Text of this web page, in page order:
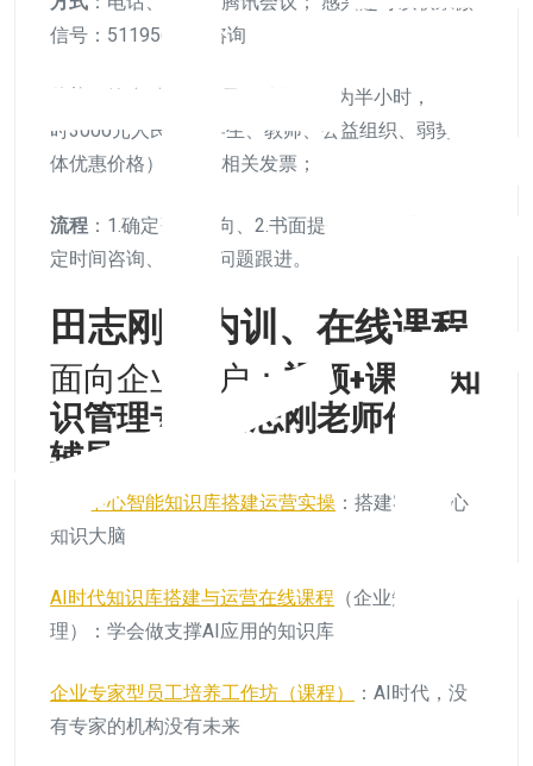
信号：511956894 咨询
：按小时收费，最低计费单元为半小时，每小
时3000元人民币（学生、教师、公益组织、弱势群
体优惠价格），开具相关发票；
流程 ：1.确定咨询意向、2.书面提交问题描述、3.约
定时间咨询、4.后续问题跟进。
田志刚的内训、在线课程
面向企业用户： 视频+课件+知
识管理专家田志刚老师作业
辅导
呼叫中心智能知识库搭建运营实操 ：搭建客服中心
知识大脑
AI时代知识库搭建与运营在线课程 （企业知识管
理）：学会做支撑AI应用的知识库
企业专家型员工培养工作坊（课程）
：AI时代，没
有专家的机构没有未来